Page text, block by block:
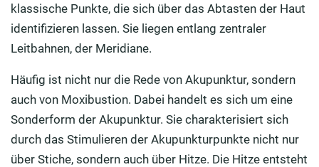
klassische Punkte, die sich über das Abtasten der Haut
identifizieren lassen. Sie liegen entlang zentraler
Leitbahnen, der Meridiane.
Häufig ist nicht nur die Rede von Akupunktur, sondern
auch von Moxibustion. Dabei handelt es sich um eine
Sonderform der Akupunktur. Sie charakterisiert sich
durch das Stimulieren der Akupunkturpunkte nicht nur
über Stiche, sondern auch über Hitze. Die Hitze entsteht